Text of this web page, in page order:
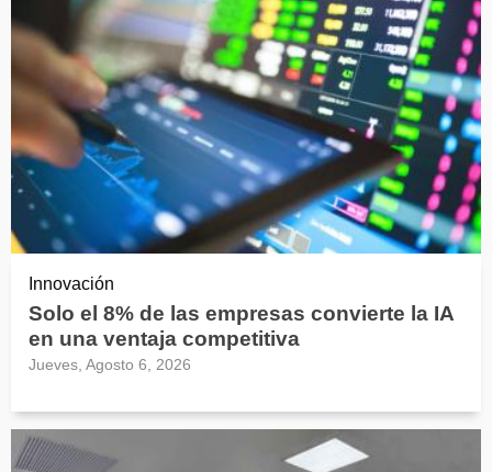
Innovación
Solo el 8% de las empresas convierte la IA
en una ventaja competitiva
Jueves, Agosto 6, 2026